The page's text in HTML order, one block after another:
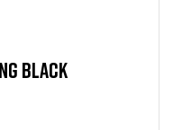
BLACK